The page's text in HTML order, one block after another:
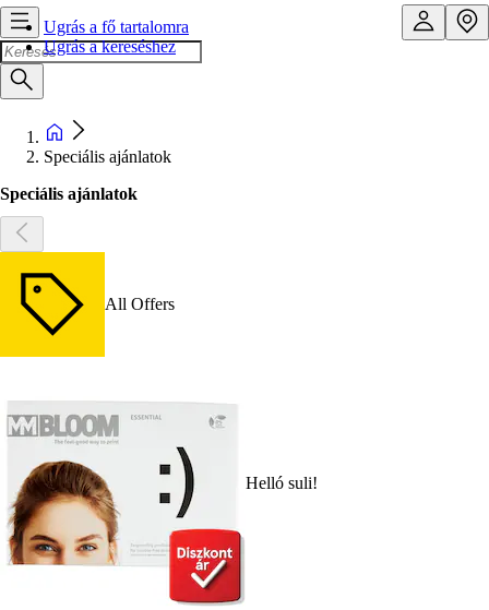
Ugrás a fő tartalomra
Ugrás a kereséshez
Speciális ajánlatok
Speciális ajánlatok
All Offers
Helló suli!